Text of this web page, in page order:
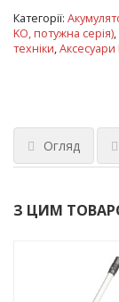
Категорії:
KO, потужна серія),
техніки,
Огляд
З ЦИМ